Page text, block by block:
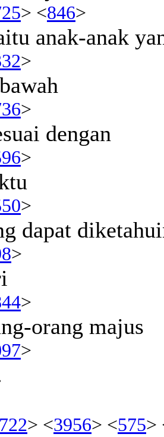
> <846>
anak-anak
>
>
dengan
>
>
dapat
>
>
orang majus
>
> <3956> <575>